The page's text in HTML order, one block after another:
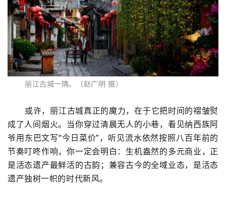
丽江古城一隅。（赵广明 摄）
或许，丽江古城真正的魔力，在于它把时间的褶皱熨
成了人间烟火。当你穿过清晨无人的小巷，看见纳西族阿
爷用东巴文写“今日菜价”，听见流水依然按照八百年前的
节奏叮咚作响，你一定会明白：生机盎然的多元商业，正
是活态遗产最鲜活的古韵；兼容古今的全域业态，是活态
遗产独树一帜的时代新风。